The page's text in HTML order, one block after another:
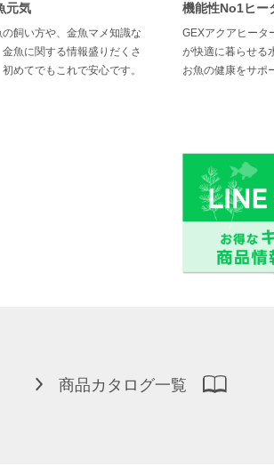
元気
の飼い方や、金魚マメ知識な
金魚に関する情報盛りだくさ
初めてでもこれで安心です。
機能性No1ヒー
GEXアクアヒータ
が快適に暮らせる
お魚の健康をサポ
商品カタログ一覧